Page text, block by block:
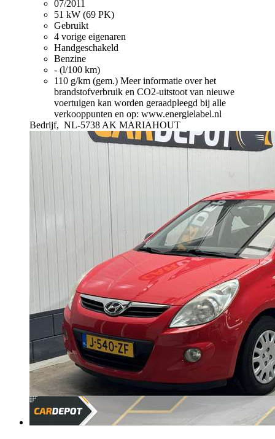
07/2011
51 kW (69 PK)
Gebruikt
4 vorige eigenaren
Handgeschakeld
Benzine
- (l/100 km)
110 g/km (gem.) Meer informatie over het
brandstofverbruik en CO2-uitstoot van nieuwe
voertuigen kan worden geraadpleegd bij alle
verkooppunten en op: www.energielabel.nl
Bedrijf, NL-5738 AK MARIAHOUT